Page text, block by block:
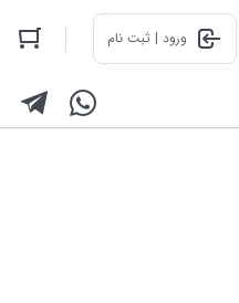
ورود | ثبت نام